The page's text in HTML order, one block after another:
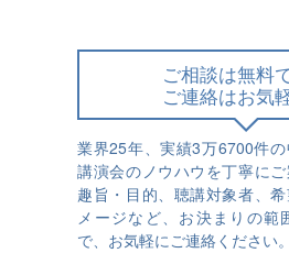
ご相談は無料
ご連絡はお気
業界25年、実績3万6700件
講演会のノウハウを丁寧にご
趣旨・目的、聴講対象者、
メージなど、お決まりの範
で、お気軽にご連絡ください。